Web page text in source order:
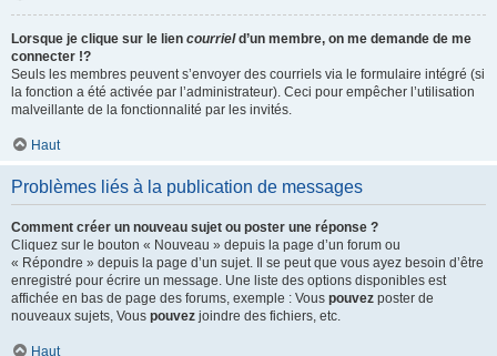
Lorsque je clique sur le lien courrield’un membre, on me demande de me
connecter !?
Seuls les membres peuvent s’envoyer des courriels via le formulaire intégré (si
la fonction a été activée par l’administrateur). Ceci pour empêcher l’utilisation
malveillante de la fonctionnalité par les invités.
Haut
Problèmes liés à la publication de messages
Comment créer un nouveau sujet ou poster une réponse ?
Cliquez sur le bouton « Nouveau » depuis la page d’un forum ou
« Répondre » depuis la page d’un sujet. Il se peut que vous ayez besoin d’être
enregistré pour écrire un message. Une liste des options disponibles est
affichée en bas de page des forums, exemple : Vous pouvez poster de
nouveaux sujets, Vous pouvez joindre des fichiers, etc.
Haut